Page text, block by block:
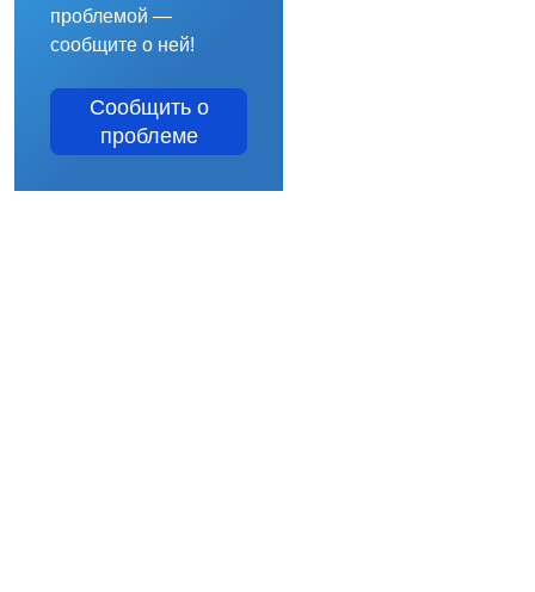
проблемой —
сообщите о ней!
Сообщить о
проблеме